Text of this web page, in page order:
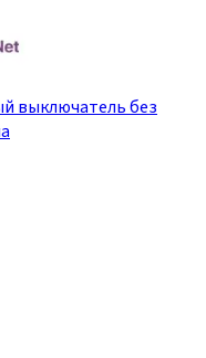
выключатель без